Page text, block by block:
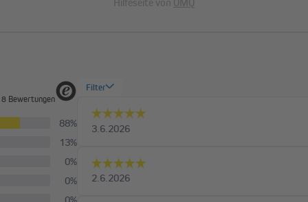
Farbe, alle benötigten
Endleistenhalter sowie die